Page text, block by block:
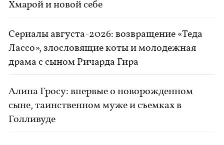
Хмарой и новой себе
Сериалы августа-2026: возвращение «Теда
Лассо», злословящие коты и молодежная
драма с сыном Ричарда Гира
Алина Гросу: впервые о новорожденном
сыне, таинственном муже и съемках в
Голливуде